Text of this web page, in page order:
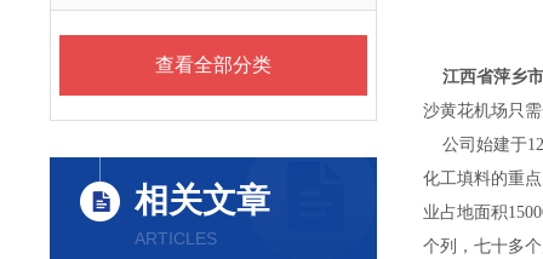
查看全部分类
相关文章
ARTICLES
江西省萍乡
沙黄花机场只
公司始建于12
化工填料的重
业占地面积
个列，七十多